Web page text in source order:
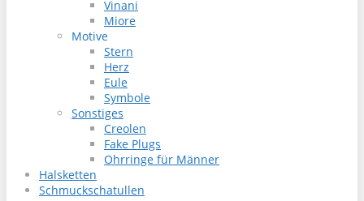
Vinani
Miore
Motive
Stern
Herz
Eule
Symbole
Sonstiges
Creolen
Fake Plugs
Ohrringe für Männer
Halsketten
Schmuckschatullen